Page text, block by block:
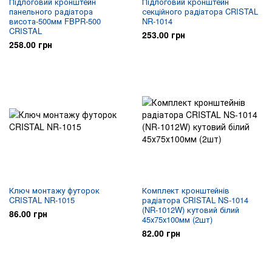
панельного радіатора
висота-500мм FBPR-500
CRISTAL
258.00 грн
секційного радіатора CRISTAL
NR-1014
253.00 грн
Ключ монтажу футорок
CRISTAL NR-1015
86.00 грн
Комплект кронштейнів
радіатора CRISTAL NS-1014
(NR-1012W) кутовий білий
45х75х100мм (2шт)
82.00 грн